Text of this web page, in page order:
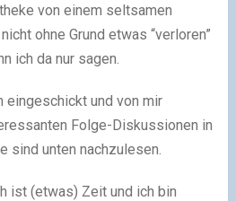
von einem seltsamen
ohne Grund etwas “verloren”
ich da nur sagen.
eingeschickt und von mir
Folge-Diskussionen in
sind unten nachzulesen.
ist (etwas) Zeit und ich bin